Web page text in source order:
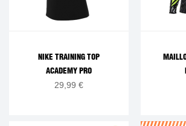
NIKE TRAINING TOP
ACADEMY PRO
29,99 €